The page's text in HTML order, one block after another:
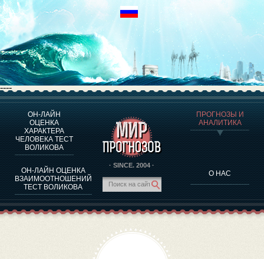
----
ОН-ЛАЙН
ОЦЕНКА
ХАРАКТЕРА
ЧЕЛОВЕКА ТЕСТ
ВОЛИКОВА
ОН-ЛАЙН ОЦЕНКА
ВЗАИМООТНОШЕНИЙ
ТЕСТ ВОЛИКОВА
· SINCE. 2004 ·
ПРОГНОЗЫ И
АНАЛИТИКА
О НАС
О ПРОГРАММЕ
ОЦЕНКА ХАРАКТЕРA ЧЕЛОВЕКА
ОЦЕНКА ХАРАКТЕРА ВЫДАЮЩИХСЯ ЛИЧНОСТЕЙ
О ПРОГРАММЕ
ТЕСТ НА СОВМЕСТИМОСТЬ ВОЛИКОВА
ПРОГНОЗЫ И АНАЛИТИКА